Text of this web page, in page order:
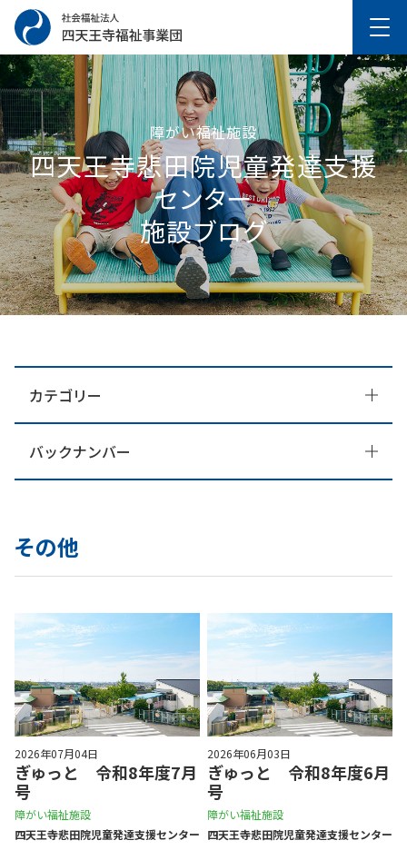
障がい福祉施設
四天王寺悲⽥院児童発達⽀援
センター
施設ブログ
その他
2026年07月04日
ぎゅっと 令和8年度7月
号
障がい福祉施設
四天王寺悲⽥院児童発達⽀援センター
2026年06月03日
ぎゅっと 令和8年度6月
号
障がい福祉施設
四天王寺悲⽥院児童発達⽀援センター
カテゴリー
バックナンバー